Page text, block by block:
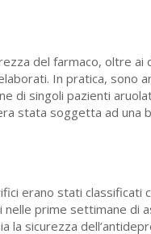
del farmaco, oltre ai
In pratica, sono
di singoli pazienti
stata soggetta ad una
erano stati classificati
prime settimane di
la sicurezza